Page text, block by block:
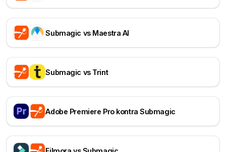
Submagic vs Maestra AI
Submagic vs Trint
Adobe Premiere Pro kontra Submagic